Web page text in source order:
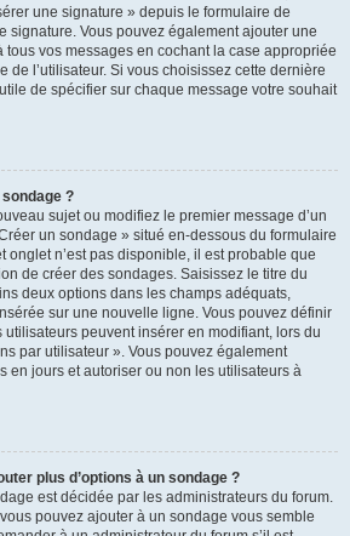
une signature » depuis le formulaire de
signature. Vous pouvez également ajouter une
vos messages en cochant la case appropriée
de l’utilisateur. Si vous choisissez cette dernière
de spécifier sur chaque message votre souhait
?
sujet ou modifiez le premier message d’un
un sondage » situé en-dessous du formulaire
onglet n’est pas disponible, il est probable que
de créer des sondages. Saisissez le titre du
deux options dans les champs adéquats,
sur une nouvelle ligne. Vous pouvez définir
utilisateurs peuvent insérer en modifiant, lors du
par utilisateur ». Vous pouvez également
en jours et autoriser ou non les utilisateurs à
plus d’options à un sondage ?
est décidée par les administrateurs du forum.
pouvez ajouter à un sondage vous semble